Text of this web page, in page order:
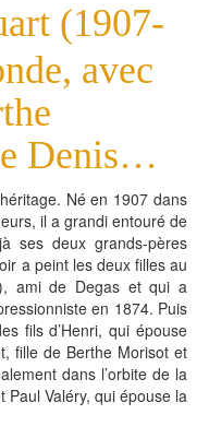
(1907-
avec
Denis…
Né en 1907 dans
il a grandi entouré de
ses deux grands-pères
a peint les deux filles au
ami de Degas et qui a
en 1874. Puis
fils d’Henri, qui épouse
fille de Berthe Morisot et
dans l’orbite de la
Valéry, qui épouse la